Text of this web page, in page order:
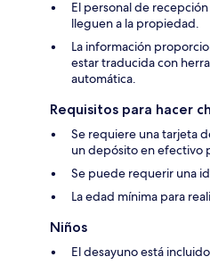
El personal de
lleguen a la propiedad.
La información
estar traducida con
automática.
Requisitos para hacer
Se requiere una tarjeta
un depósito en efectivo
Se puede requerir una
La edad mínima para
Niños
El desayuno está